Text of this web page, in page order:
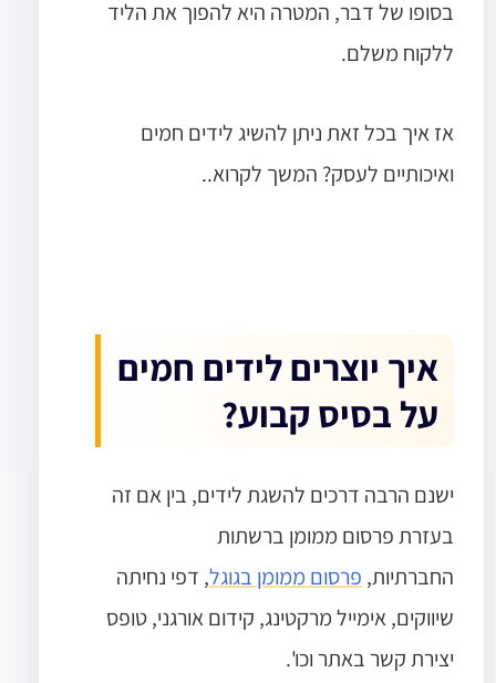
בסופו של דבר, המטרה היא להפוך את הליד
ללקוח משלם.
אז איך בכל זאת ניתן להשיג לידים חמים
ואיכותיים לעסק? המשך לקרוא..
איך יוצרים לידים חמים
על בסיס קבוע?
ישנם הרבה דרכים להשגת לידים, בין אם זה
בעזרת פרסום ממומן ברשתות
החברתיות, פרסום ממומן בגוגל, דפי נחיתה
שיווקים, אימייל מרקטינג, קידום אורגני, טופס
יצירת קשר באתר וכו'.